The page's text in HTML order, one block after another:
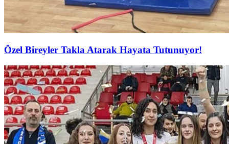
Özel Bireyler Takla Atarak Hayata Tutunuyor!